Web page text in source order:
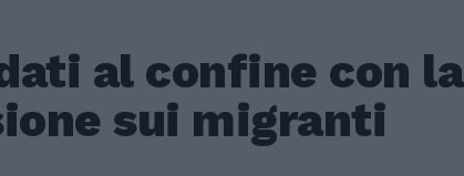
al confine con la
sui migranti